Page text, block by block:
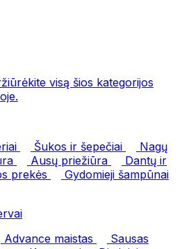
visą šios kategorijos
Šukos ir šepečiai
Nagų
Ausų priežiūra
Dantų ir
prekės
Gydomieji šampūnai
Advance maistas
Sausas